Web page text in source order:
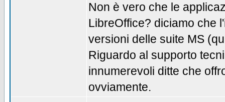
Non è vero che le
LibreOffice? diciamo che
versioni delle suite MS
Riguardo al supporto
innumerevoli ditte che
ovviamente.